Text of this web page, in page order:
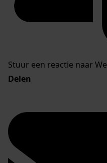
Stuur een reactie naar
Delen